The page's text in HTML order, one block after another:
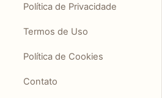
Política de Privacidade
Termos de Uso
Política de Cookies
Contato